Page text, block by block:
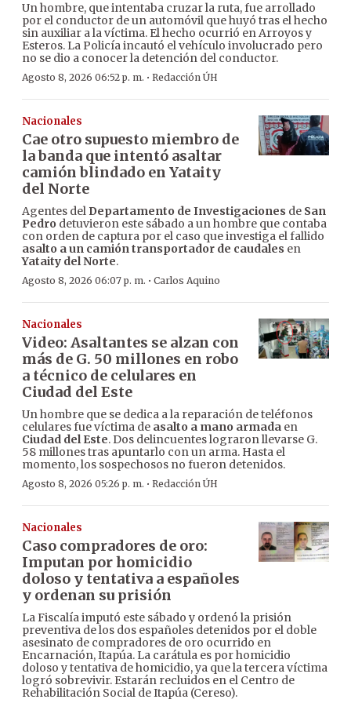
Un hombre, que intentaba cruzar la ruta, fue arrollado
por el conductor de un automóvil que huyó tras el hecho
sin auxiliar a la víctima. El hecho ocurrió en Arroyos y
Esteros. La Policía incautó el vehículo involucrado pero
no se dio a conocer la detención del conductor.
Agosto 8, 2026 06:52 p. m. · Redacción ÚH
Nacionales
Cae otro supuesto miembro de
la banda que intentó asaltar
camión blindado en Yataity
del Norte
Agentes del Departamento de Investigaciones de San
Pedro detuvieron este sábado a un hombre que contaba
con orden de captura por el caso que investiga el fallido
asalto a un camión transportador de caudales en
Yataity del Norte.
Agosto 8, 2026 06:07 p. m. · Carlos Aquino
Nacionales
Video: Asaltantes se alzan con
más de G. 50 millones en robo
a técnico de celulares en
Ciudad del Este
Un hombre que se dedica a la reparación de teléfonos
celulares fue víctima de asalto a mano armada en
Ciudad del Este. Dos delincuentes lograron llevarse G.
58 millones tras apuntarlo con un arma. Hasta el
momento, los sospechosos no fueron detenidos.
Agosto 8, 2026 05:26 p. m. · Redacción ÚH
Nacionales
Caso compradores de oro:
Imputan por homicidio
doloso y tentativa a españoles
y ordenan su prisión
La Fiscalía imputó este sábado y ordenó la prisión
preventiva de los dos españoles detenidos por el doble
asesinato de compradores de oro ocurrido en
Encarnación, Itapúa. La carátula es por homicidio
doloso y tentativa de homicidio, ya que la tercera víctima
logró sobrevivir. Estarán recluidos en el Centro de
Rehabilitación Social de Itapúa (Cereso).